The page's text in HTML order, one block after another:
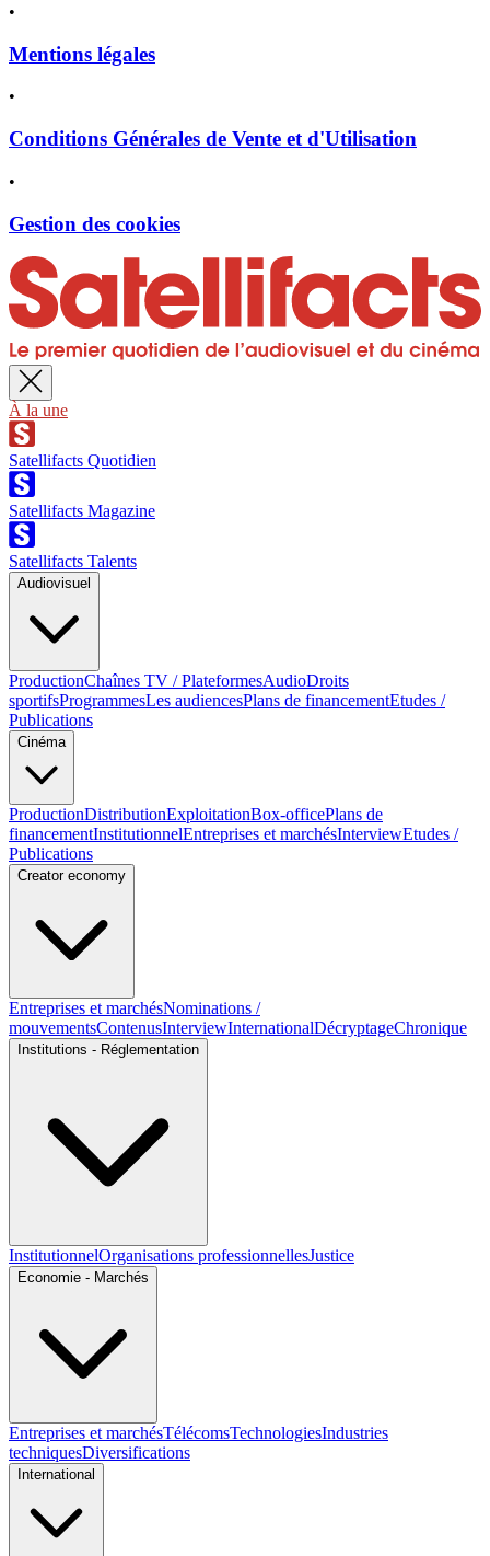
•
Mentions légales
•
Conditions Générales de Vente et d'Utilisation
•
Gestion des cookies
À la une
Satellifacts Quotidien
Satellifacts Magazine
Satellifacts Talents
Audiovisuel
ProductionChaînes TV / PlateformesAudioDroits
sportifsProgrammesLes audiencesPlans de financementEtudes /
Publications
Cinéma
ProductionDistributionExploitationBox-officePlans de
financementInstitutionnelEntreprises et marchésInterviewEtudes /
Publications
Creator economy
Entreprises et marchésNominations /
mouvementsContenusInterviewInternationalDécryptageChronique
Institutions - Réglementation
InstitutionnelOrganisations professionnellesJustice
Economie - Marchés
Entreprises et marchésTélécomsTechnologiesIndustries
techniquesDiversifications
International